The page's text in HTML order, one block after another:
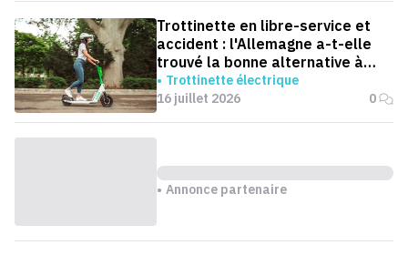
Trottinette en libre-service et
accident : l'Allemagne a-t-elle
trouvé la bonne alternative à
l'interdiction ?
Trottinette électrique
16 juillet 2026
0
Annonce partenaire